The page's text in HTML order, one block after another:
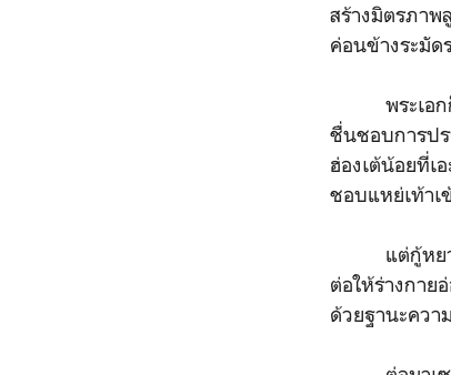
สร้างมิตรภาพ
ค่อนข้างระมัด
พระเอกก็คื
ชื่นชอบการปร
ฮ่องเต้น้อยที่เ
ชอบแหย่เท้าเ
แต่กู้หยวนไ
ต่อให้ร่างกาย
ด้วยฐานะควา